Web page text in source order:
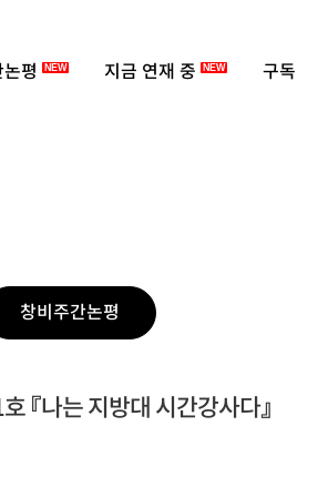
평 NEW 지금 연재 중 NEW 구독
창비주간논평
『나는 지방대 시간강사다』